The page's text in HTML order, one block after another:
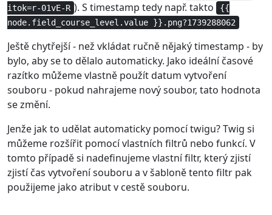
itok=r-01vE-R ). S timestamp tedy např. takto
{{
node.field_course_level.value }}.png?1739288062
Ještě chytřejší - než vkládat ručně nějaký timestamp - by
bylo, aby se to dělalo automaticky. Jako ideální časové
razítko můžeme vlastně použít datum vytvoření
souboru - pokud nahrajeme nový soubor, tato hodnota
se změní.
Jenže jak to udělat automaticky pomocí twigu? Twig si
můžeme rozšířit pomocí vlastních filtrů nebo funkcí. V
tomto případě si nadefinujeme vlastní filtr, který zjistí
zjistí čas vytvoření souboru a v šabloně tento filtr pak
použijeme jako atribut v cestě souboru.